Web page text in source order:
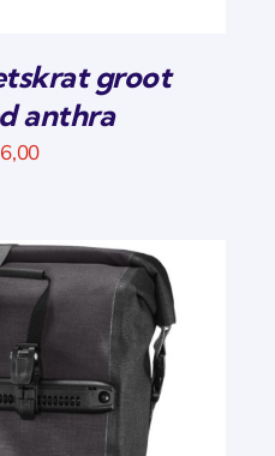
groot
anthra